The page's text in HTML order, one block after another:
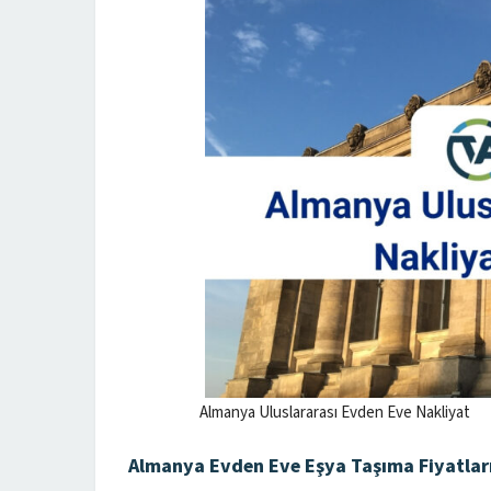
Almanya Uluslararası Evden Eve Nakliyat
Almanya Evden Eve Eşya Taşıma